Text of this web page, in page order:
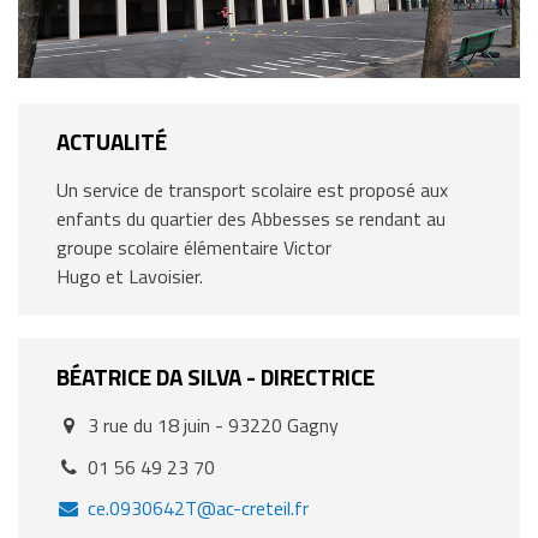
ACTUALITÉ
Un service de transport scolaire est proposé aux
enfants du quartier des Abbesses se rendant au
groupe scolaire élémentaire Victor
Hugo et Lavoisier.
BÉATRICEDA SILVA- DIRECTRICE
Addresse
3 rue du 18 juin - 93220 Gagny
Téléphone
01 56 49 23 70
Email
ce.0930642T@ac-creteil.fr